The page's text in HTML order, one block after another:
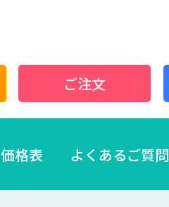
ご注文
価格表 よくあるご質問